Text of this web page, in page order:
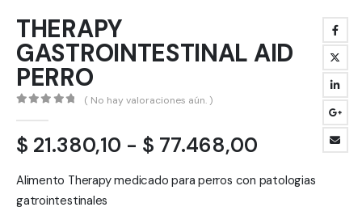
THERAPY
GASTROINTESTINAL AID
PERRO
( No hay valoraciones aún. )
$ 21.380,10 - $ 77.468,00
precios:
Alimento Therapy medicado para perros con patologias
gatrointestinales